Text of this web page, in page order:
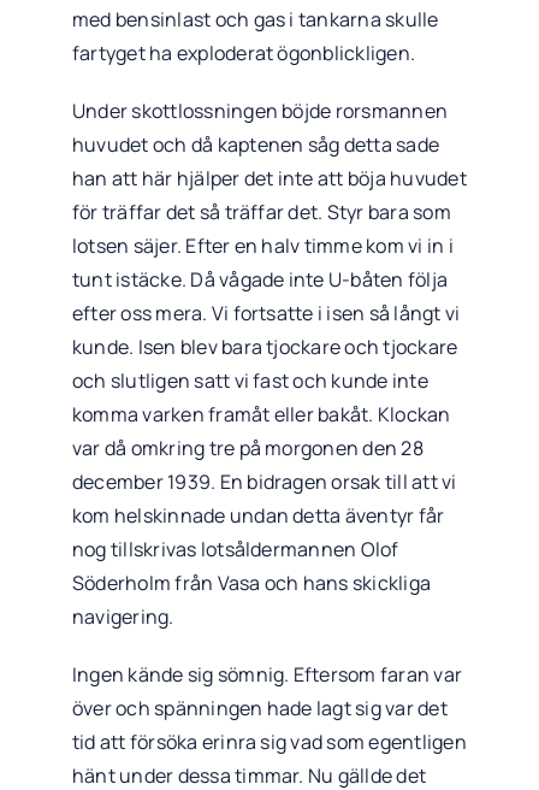
med bensinlast och gas i tankarna skulle
fartyget ha exploderat ögonblickligen.
Under skottlossningen böjde rorsmannen
huvudet och då kaptenen såg detta sade
han att här hjälper det inte att böja huvudet
för träffar det så träffar det. Styr bara som
lotsen säjer. Efter en halv timme kom vi in i
tunt istäcke. Då vågade inte U-båten följa
efter oss mera. Vi fortsatte i isen så långt vi
kunde. Isen blev bara tjockare och tjockare
och slutligen satt vi fast och kunde inte
komma varken framåt eller bakåt. Klockan
var då omkring tre på morgonen den 28
december 1939. En bidragen orsak till att vi
kom helskinnade undan detta äventyr får
nog tillskrivas lotsåldermannen Olof
Söderholm från Vasa och hans skickliga
navigering.
Ingen kände sig sömnig. Eftersom faran var
över och spänningen hade lagt sig var det
tid att försöka erinra sig vad som egentligen
hänt under dessa timmar. Nu gällde det